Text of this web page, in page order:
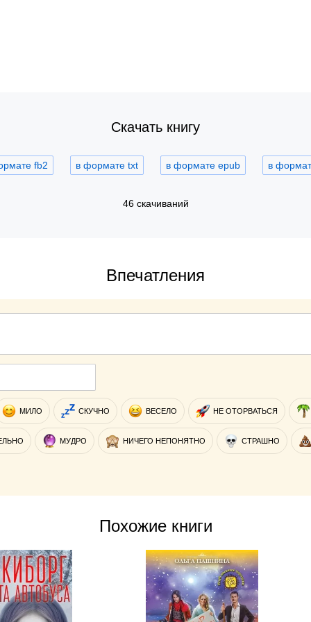
Скачать книгу
fb2 в формате txt в формате epub в
46 скачиваний
Впечатления
МИЛО СКУЧНО ВЕСЕЛО НЕ ОТОРВАТЬСЯ
МУДРО НИЧЕГО НЕПОНЯТНО СТРАШНО
Похожие книги